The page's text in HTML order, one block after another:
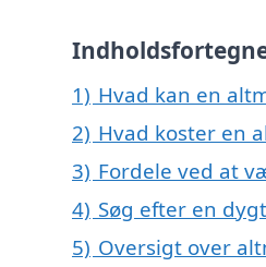
1) Hvad kan en
2) Hvad koster en
3) Fordele ved at
4) Søg efter en
5) Oversigt over